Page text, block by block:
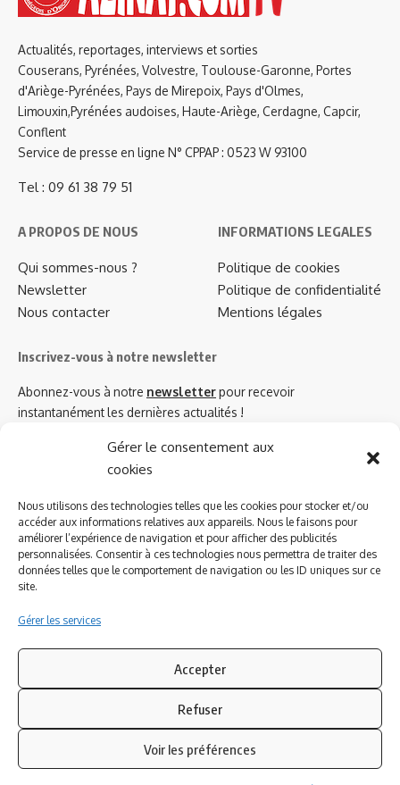
Gérer le consentement aux
cookies
Nous utilisons des technologies telles que les cookies pour stocker et/ou
accéder aux informations relatives aux appareils. Nous le faisons pour
améliorer l’expérience de navigation et pour afficher des publicités
personnalisées. Consentir à ces technologies nous permettra de traiter des
données telles que le comportement de navigation ou les ID uniques sur ce
site.
Gérer les services
Accepter
Refuser
Voir les préférences
Actualités, reportages, interviews et sorties
Couserans, Pyrénées, Volvestre, Toulouse-Garonne, Portes
d'Ariège-Pyrénées, Pays de Mirepoix, Pays d'Olmes,
Limouxin,Pyrénées audoises, Haute-Ariège, Cerdagne, Capcir,
Conflent
Service de presse en ligne N° CPPAP : 0523 W 93100
Tel : 09 61 38 79 51
A PROPOS DE NOUS
Qui sommes-nous ?
Newsletter
Nous contacter
INFORMATIONS LEGALES
Politique de cookies
Politique de confidentialité
Mentions légales
Inscrivez-vous à notre newsletter
Abonnez-vous à notre newsletterpour recevoir
instantanément les dernières actualités !
Azinat.com TV soutient
Suivez-nous
© 2023 Azinat.com TV édité et géré par WOOMEET SAS, powered by